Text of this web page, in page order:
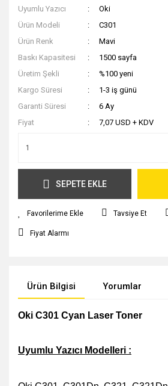
Uyumlu Yazıcı
Oki
Ürün Modeli
C301
Ürün Renk
Mavi
Baskı Kapasitesi
1500 sayfa
Üretim Şekli
%100 yeni
Kargo Süresi
1-3 iş günü
Garanti Süresi
6 Ay
Fiyat
7,07 USD + KDV
SEPETE EKLE
Tavsiye Et
Fiyat Alarmı
Ürün Bilgisi Yorumlar
Oki C301 Cyan Laser Toner
Uyumlu Yazıcı Modelleri :